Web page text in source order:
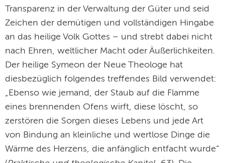
Transparenz in der Verwaltung der Güter und seid
Zeichen der demütigen und vollständigen Hingabe
an das heilige Volk Gottes – und strebt dabei nicht
nach Ehren, weltlicher Macht oder Äußerlichkeiten.
Der heilige Symeon der Neue Theologe hat
diesbezüglich folgendes treffendes Bild verwendet:
„Ebenso wie jemand, der Staub auf die Flamme
eines brennenden Ofens wirft, diese löscht, so
zerstören die Sorgen dieses Lebens und jede Art
von Bindung an kleinliche und wertlose Dinge die
Wärme des Herzens, die anfänglich entfacht wurde“